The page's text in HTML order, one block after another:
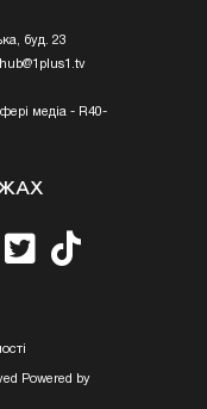
буд. 23
медіа - R40-
Powered by